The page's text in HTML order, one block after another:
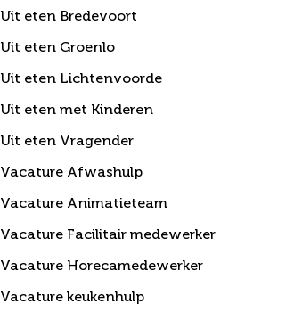
Uit eten Bredevoort
Uit eten Groenlo
Uit eten Lichtenvoorde
Uit eten met Kinderen
Uit eten Vragender
Vacature Afwashulp
Vacature Animatieteam
Vacature Facilitair medewerker
Vacature Horecamedewerker
Vacature keukenhulp